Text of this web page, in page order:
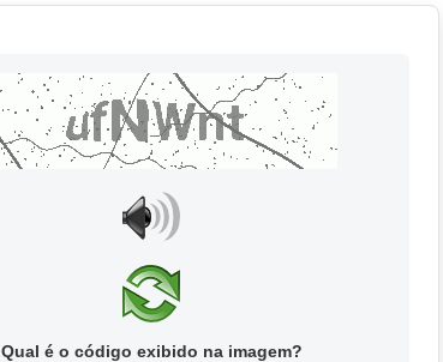
Qual é o código exibido na imagem?